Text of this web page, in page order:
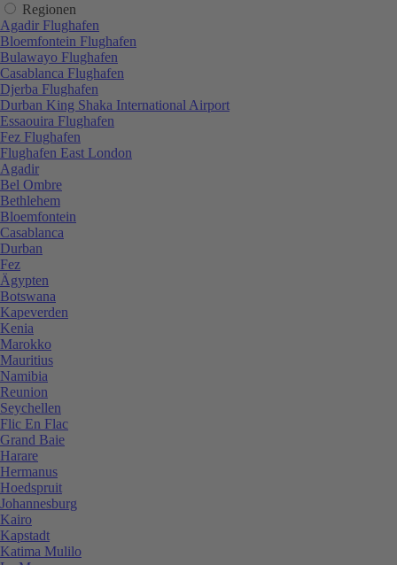
Regionen
Agadir Flughafen
Bloemfontein Flughafen
Bulawayo Flughafen
Casablanca Flughafen
Djerba Flughafen
Durban King Shaka International Airport
Essaouira Flughafen
Fez Flughafen
Flughafen East London
Agadir
Bel Ombre
Bethlehem
Bloemfontein
Casablanca
Durban
Fez
Ägypten
Botswana
Kapeverden
Kenia
Marokko
Mauritius
Namibia
Reunion
Seychellen
Flic En Flac
Grand Baie
Harare
Hermanus
Hoedspruit
Johannesburg
Kairo
Kapstadt
Katima Mulilo